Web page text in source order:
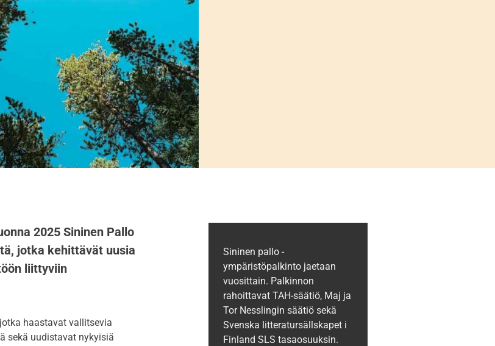
2025 Sininen Pallo
jotka kehittävät uusia
liittyviin
haastavat vallitsevia
sekä uudistavat nykyisiä
Sininen pallo -
ympäristöpalkinto jaetaan
vuosittain. Palkinnon
rahoittavat TAH-säätiö, Maj ja
Tor Nesslingin säätiö sekä
Svenska litteratursällskapet i
Finland SLS tasaosuuksin.